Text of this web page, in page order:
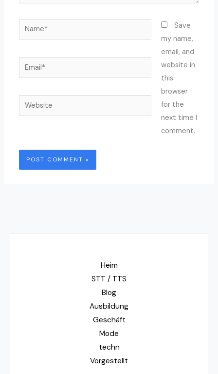
Name*
Email*
Website
Save
my name,
email, and
website in
this
browser
for the
next time I
comment.
Heim
STT / TTS
Blog
Ausbildung
Geschäft
Mode
techn
Vorgestellt